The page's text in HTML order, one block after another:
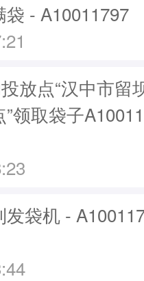
- A10011797
放点“汉中市留
领取袋子
袋机 -